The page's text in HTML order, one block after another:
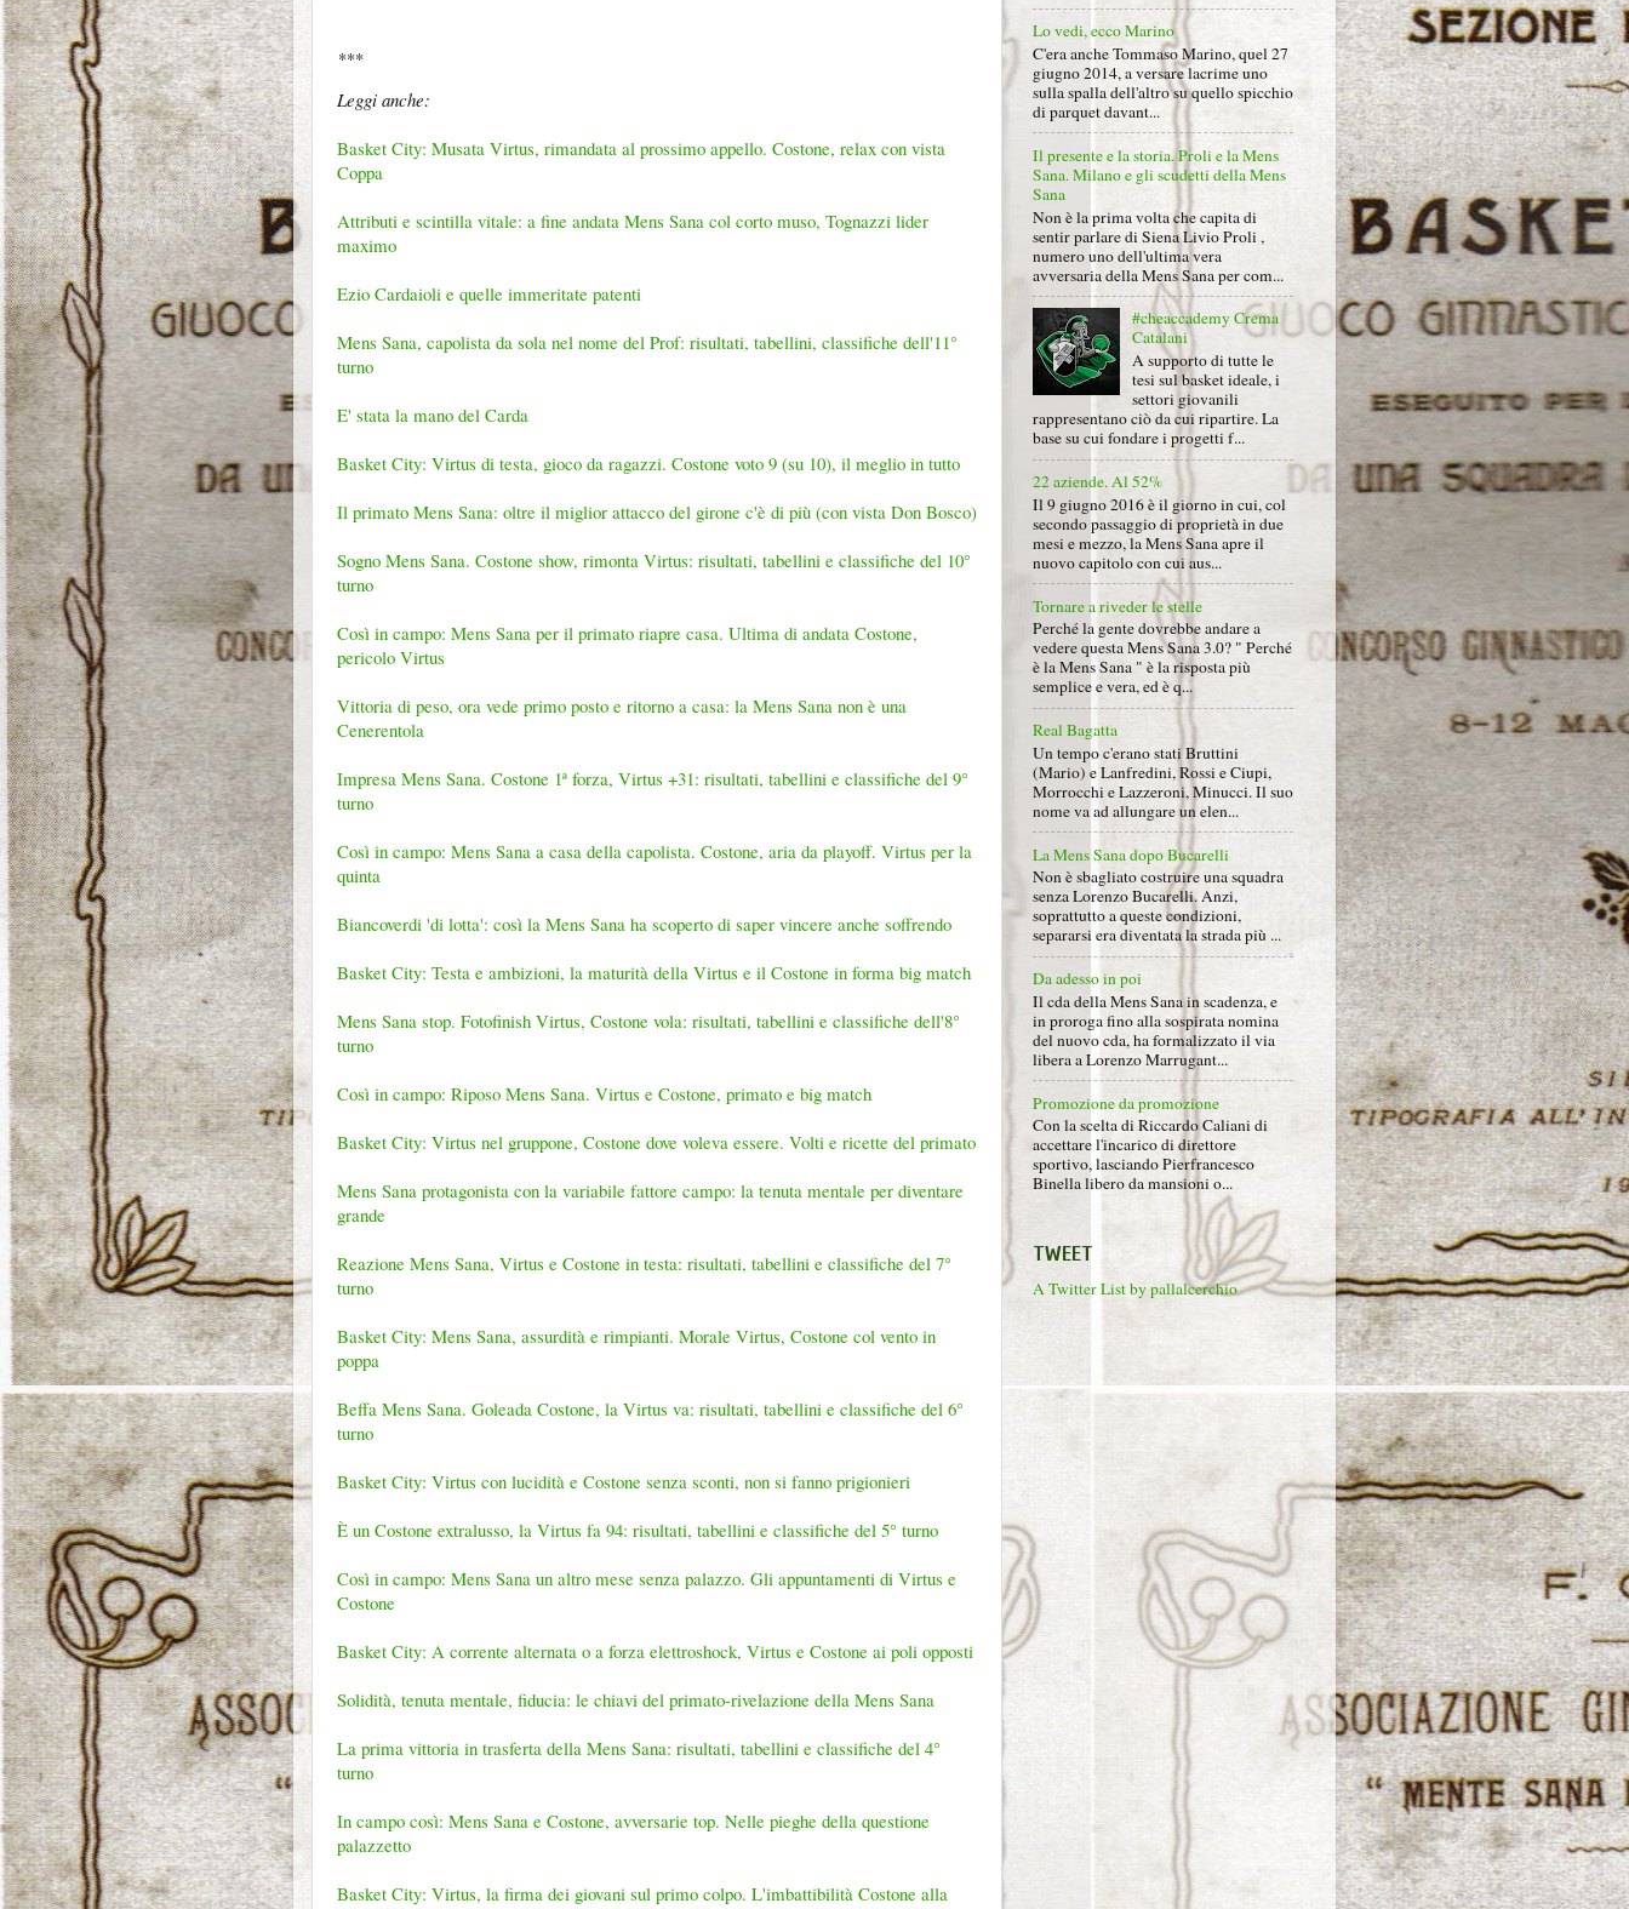
***
Leggi anche:
Basket City: Musata Virtus, rimandata al prossimo appello. Costone, relax con vista
Coppa
Attributi e scintilla vitale: a fine andata Mens Sana col corto muso, Tognazzi lider
maximo
Ezio Cardaioli e quelle immeritate patenti
Mens Sana, capolista da sola nel nome del Prof: risultati, tabellini, classifiche dell'11°
turno
E' stata la mano del Carda
Basket City: Virtus di testa, gioco da ragazzi. Costone voto 9 (su 10), il meglio in tutto
Il primato Mens Sana: oltre il miglior attacco del girone c'è di più (con vista Don Bosco)
Sogno Mens Sana. Costone show, rimonta Virtus: risultati, tabellini e classifiche del 10°
turno
Così in campo: Mens Sana per il primato riapre casa. Ultima di andata Costone,
pericolo Virtus
Vittoria di peso, ora vede primo posto e ritorno a casa: la Mens Sana non è una
Cenerentola
Impresa Mens Sana. Costone 1ª forza, Virtus +31: risultati, tabellini e classifiche del 9°
turno
Così in campo: Mens Sana a casa della capolista. Costone, aria da playoff. Virtus per la
quinta
Biancoverdi 'di lotta': così la Mens Sana ha scoperto di saper vincere anche soffrendo
Basket City: Testa e ambizioni, la maturità della Virtus e il Costone in forma big match
Mens Sana stop. Fotofinish Virtus, Costone vola: risultati, tabellini e classifiche dell'8°
turno
Così in campo: Riposo Mens Sana. Virtus e Costone, primato e big match
Basket City: Virtus nel gruppone, Costone dove voleva essere. Volti e ricette del primato
Mens Sana protagonista con la variabile fattore campo: la tenuta mentale per diventare
grande
Reazione Mens Sana, Virtus e Costone in testa: risultati, tabellini e classifiche del 7°
turno
Basket City: Mens Sana, assurdità e rimpianti. Morale Virtus, Costone col vento in
poppa
Beffa Mens Sana. Goleada Costone, la Virtus va: risultati, tabellini e classifiche del 6°
turno
Basket City: Virtus con lucidità e Costone senza sconti, non si fanno prigionieri
È un Costone extralusso, la Virtus fa 94: risultati, tabellini e classifiche del 5° turno
Così in campo: Mens Sana un altro mese senza palazzo. Gli appuntamenti di Virtus e
Costone
Basket City: A corrente alternata o a forza elettroshock, Virtus e Costone ai poli opposti
Solidità, tenuta mentale, fiducia: le chiavi del primato-rivelazione della Mens Sana
La prima vittoria in trasferta della Mens Sana: risultati, tabellini e classifiche del 4°
turno
In campo così: Mens Sana e Costone, avversarie top. Nelle pieghe della questione
palazzetto
Basket City: Virtus, la firma dei giovani sul primo colpo. L'imbattibilità Costone alla
Lo vedi, ecco Marino
C'era anche Tommaso Marino, quel 27
giugno 2014, a versare lacrime uno
sulla spalla dell'altro su quello spicchio
di parquet davant...
Il presente e la storia. Proli e la Mens
Sana. Milano e gli scudetti della Mens
Sana
Non è la prima volta che capita di
sentir parlare di Siena Livio Proli ,
numero uno dell'ultima vera
avversaria della Mens Sana per com...
#cheaccademy Crema
Catalani
A supporto di tutte le
tesi sul basket ideale, i
settori giovanili
rappresentano ciò da cui ripartire. La
base su cui fondare i progetti f...
22 aziende. Al 52%
Il 9 giugno 2016 è il giorno in cui, col
secondo passaggio di proprietà in due
mesi e mezzo, la Mens Sana apre il
nuovo capitolo con cui aus...
Tornare a riveder le stelle
Perché la gente dovrebbe andare a
vedere questa Mens Sana 3.0? " Perché
è la Mens Sana " è la risposta più
semplice e vera, ed è q...
Real Bagatta
Un tempo c'erano stati Bruttini
(Mario) e Lanfredini, Rossi e Ciupi,
Morrocchi e Lazzeroni, Minucci. Il suo
nome va ad allungare un elen...
La Mens Sana dopo Bucarelli
Non è sbagliato costruire una squadra
senza Lorenzo Bucarelli. Anzi,
soprattutto a queste condizioni,
separarsi era diventata la strada più ...
Da adesso in poi
Il cda della Mens Sana in scadenza, e
in proroga fino alla sospirata nomina
del nuovo cda, ha formalizzato il via
libera a Lorenzo Marrugant...
Promozione da promozione
Con la scelta di Riccardo Caliani di
accettare l'incarico di direttore
sportivo, lasciando Pierfrancesco
Binella libero da mansioni o...
TWEET
A Twitter List by pallalcerchio